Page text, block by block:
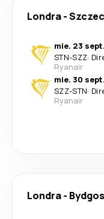
Londra-
mie. 23 sept.
STN-SZZ·
Ryanair
mie. 30 sept.
SZZ-STN·
Ryanair
Londra-